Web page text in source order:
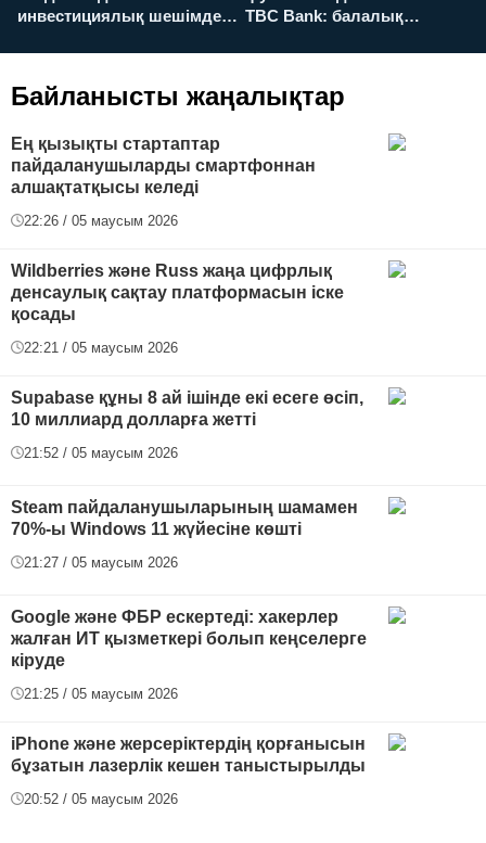
инвестициялық шешімдер
TBC Bank: балалық
Байланысты жаңалықтар
Ең қызықты стартаптар
пайдаланушыларды смартфоннан
алшақтатқысы келеді
22:26 / 05 маусым 2026
Wildberries және Russ жаңа цифрлық
денсаулық сақтау платформасын іске
қосады
22:21 / 05 маусым 2026
Supabase құны 8 ай ішінде екі есеге өсіп,
10 миллиард долларға жетті
21:52 / 05 маусым 2026
Steam пайдаланушыларының шамамен
70%-ы Windows 11 жүйесіне көшті
21:27 / 05 маусым 2026
Google және ФБР ескертеді: хакерлер
жалған ИТ қызметкері болып кеңселерге
кіруде
21:25 / 05 маусым 2026
iPhone және жерсеріктердің қорғанысын
бұзатын лазерлік кешен таныстырылды
20:52 / 05 маусым 2026